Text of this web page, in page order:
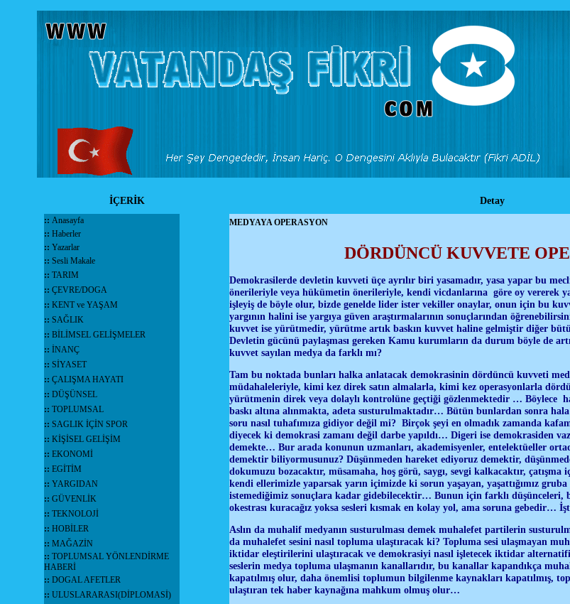
İÇERİK Detay
:: Anasayfa
:: Haberler
:: Yazarlar
:: Sesli Makale
:: TARIM
:: ÇEVRE/DOGA
:: KENT ve YAŞAM
:: SAĞLIK
:: BİLİMSEL GELİŞMELER
:: İNANÇ
:: SİYASET
:: ÇALIŞMA HAYATI
:: DÜŞÜNSEL
:: TOPLUMSAL
:: SAGLIK İÇİN SPOR
:: KİŞİSEL GELİŞİM
:: EKONOMİ
:: EGİTİM
:: YARGIDAN
:: GÜVENLİK
:: TEKNOLOJİ
:: HOBİLER
:: MAĞAZİN
:: TOPLUMSAL YÖNLENDİRME
HABERİ
:: DOGAL AFETLER
:: ULUSLARARASI(DİPLOMASİ)
MEDYAYA OPERASYON
DÖRDÜNCÜ KUVVETE
Demokrasilerde devletin kuvveti üçe ayrılır biri yasamadır, yasa yapar bu
önerileriyle veya hükümetin önerileriyle, kendi vicdanlarına göre oy vererek
işleyiş de böyle olur, bizde genelde lider ister vekiller onaylar, onun için bu
yargının halini ise yargıya güven araştırmalarının sonuçlarından
kuvvet ise yürütmedir, yürütme artık baskın kuvvet haline gelmiştir diğer
Devletin gücünü paylaşması gereken Kamu kurumların da durum böyle de
kuvvet sayılan medya da farklı mı?
Tam bu noktada bunları halka anlatacak demokrasinin dördüncü kuvveti
müdahaleleriyle, kimi kez direk satın almalarla, kimi kez operasyonlarla
yürütmenin direk veya dolaylı kontrolüne geçtiği gözlenmektedir … Böylece
baskı altına alınmakta, adeta susturulmaktadır… Bütün bunlardan sonra
soru nasıl tuhafımıza gidiyor değil mi? Birçok şeyi en olmadık zamanda
diyecek ki demokrasi zamanı değil darbe yapıldı… Digeri ise demokrasiden
demekte… Bur arada konunun uzmanları, akademisyenler, entelektüeller
demektir biliyormusunuz? Düşünmeden hareket ediyoruz demektir,
dokumuzu bozacaktır, müsamaha, hoş görü, saygı, sevgi kalkacaktır,
kendi ellerimizle yaparsak yarın içimizde ki sorun yaşayan, yaşattığımız gruba
istemediğimiz sonuçlara kadar gidebilecektir… Bunun için farklı düşünceleri,
okestrası kuracağız yoksa sesleri kısmak en kolay yol, ama soruna gebedir…
Aslın da muhalif medyanın susturulması demek muhalefet partilerin
da muhalefet sesini nasıl topluma ulaştıracak ki? Topluma sesi ulaşmayan
iktidar eleştirilerini ulaştıracak ve demokrasiyi nasıl işletecek iktidar
seslerin medya topluma ulaşmanın kanallarıdır, bu kanallar kapandıkça
kapatılmış olur, daha önemlisi toplumun bilgilenme kaynakları kapatılmış,
ulaştıran tek haber kaynağına mahkum olmuş olur…